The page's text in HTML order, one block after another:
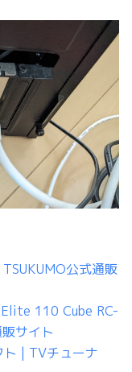
公式通販
110 Cube RC-
サイト
| TVチューナ